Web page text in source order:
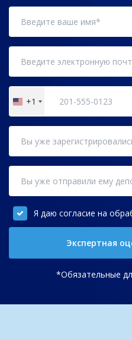
United
States
+1
Я даю согласие на
Экспертная
*Обязательные